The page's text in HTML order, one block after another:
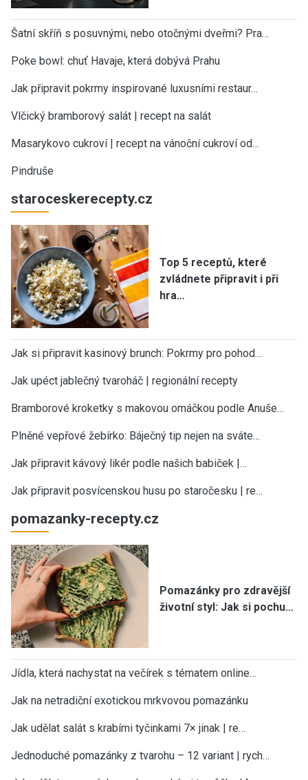
Šatní skříň s posuvnými, nebo otočnými dveřmi? Pra…
Poke bowl: chuť Havaje, která dobývá Prahu
Jak připravit pokrmy inspirované luxusními restaur…
Vlčický bramborový salát | recept na salát
Masarykovo cukroví | recept na vánoční cukroví od…
Pindruše
staroceskerecepty.cz
Top 5 receptů, které
zvládnete připravit i při
hra…
Jak si připravit kasinový brunch: Pokrmy pro pohod…
Jak upéct jablečný tvaroháč | regionální recepty
Bramborové kroketky s makovou omáčkou podle Anuše…
Plněné vepřové žebírko: Báječný tip nejen na sváte…
Jak připravit kávový likér podle našich babiček |…
Jak připravit posvícenskou husu po staročesku | re…
pomazanky-recepty.cz
Pomazánky pro zdravější
životní styl: Jak si pochu…
Jídla, která nachystat na večírek s tématem online…
Jak na netradiční exotickou mrkvovou pomazánku
Jak udělat salát s krabími tyčinkami 7× jinak | re…
Jednoduché pomazánky z tvarohu – 12 variant | rych…